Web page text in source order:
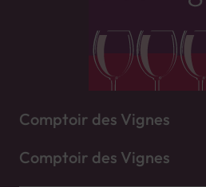
Comptoir des Vignes
Comptoir des Vignes